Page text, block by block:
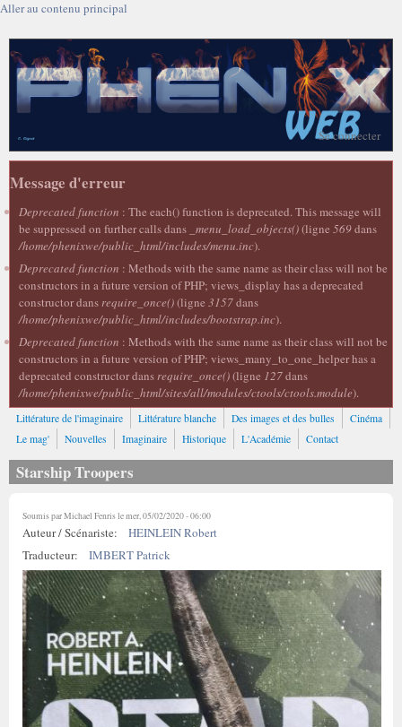
Aller au contenu principal
Se connecter
Message d'erreur
Deprecated function : The each() function is deprecated. This message will
be suppressed on further calls dans _menu_load_objects()(ligne 569dans
/home/phenixwe/public_html/includes/menu.inc).
Deprecated function : Methods with the same name as their class will not be
constructors in a future version of PHP; views_display has a deprecated
constructor dansrequire_once()(ligne 3157dans
/home/phenixwe/public_html/includes/bootstrap.inc).
Deprecated function : Methods with the same name as their class will not be
constructors in a future version of PHP; views_many_to_one_helper has a
deprecated constructor dansrequire_once()(ligne 127dans
/home/phenixwe/public_html/sites/all/modules/ctools/ctools.module).
Littérature de l'imaginaire Littérature blanche Des images et des bulles
Cinéma
Le mag'
Nouvelles Imaginaire Historique L'Académie Contact
Starship Troopers
Soumis parMichael Fenrisle mer, 05/02/2020 - 06:00
Auteur / Scénariste:
HEINLEIN Robert
Traducteur:
IMBERT Patrick